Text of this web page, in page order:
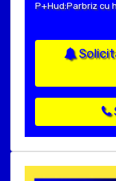
P+Hud:Parbriz cu